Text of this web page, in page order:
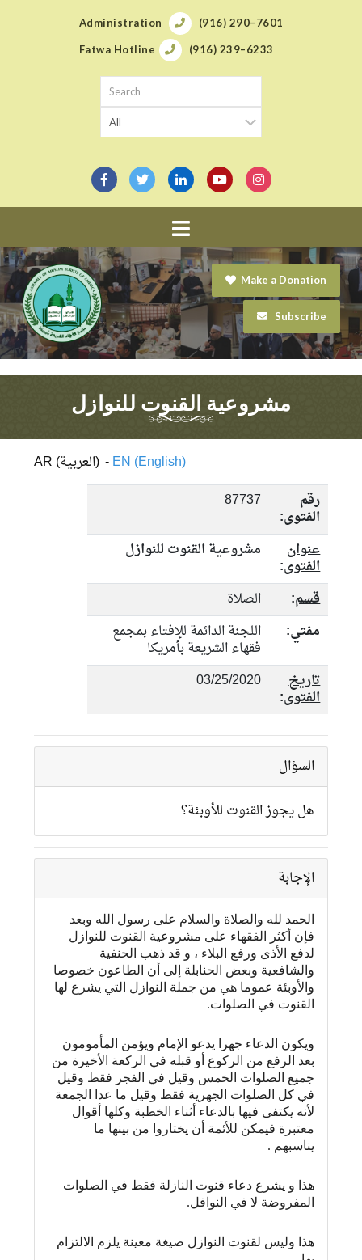
Administration (916) 290–7601
Fatwa Hotline (916) 239–6233
Navigation
Make a Donation
Subscribe
مشروعية القنوت للنوازل
AR (العربية) -EN (English)
رقم
الفتوى:
87737
عنوان
الفتوى:
مشروعية القنوت للنوازل
قسم:
الصلاة
مفتي: اللجنة الدائمة للإفتاء بمجمع
فقهاء الشريعة بأمريكا
تاريخ
الفتوى:
03/25/2020
السؤال
هل يجوز القنوت للأوبئة؟
الإجابة
الحمد لله والصلاة والسلام على رسول الله وبعد
فإن أكثر الفقهاء على مشروعية القنوت للنوازل
لدفع الأذى ورفع البلاء ، و قد ذهب الحنفية
والشافعية وبعض الحنابلة إلى أن الطاعون خصوصا
والأوبئة عموما هي من جملة النوازل التي يشرع لها
القنوت في الصلوات.
ويكون الدعاء جهرا يدعو الإمام ويؤمن المأمومون
بعد الرفع من الركوع أو قبله في الركعة الأخيرة من
جميع الصلوات الخمس وقيل في الفجر فقط وقيل
في كل الصلوات الجهرية فقط وقيل ما عدا الجمعة
لأنه يكتفى فيها بالدعاء أثناء الخطبة وكلها أقوال
معتبرة فيمكن للأئمة أن يختاروا من بينها ما
يناسبهم .
هذا و يشرع دعاء قنوت النازلة فقط في الصلوات
المفروضة لا في النوافل.
هذا وليس لقنوت النوازل صيغة معينة يلزم الالتزام